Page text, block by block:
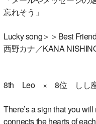
忘れそう」
Lucky song＞＞Best Friend
西野カナ／KANA
8th Leo × 8位 しし
There’s a sign that you
connects the hearts of